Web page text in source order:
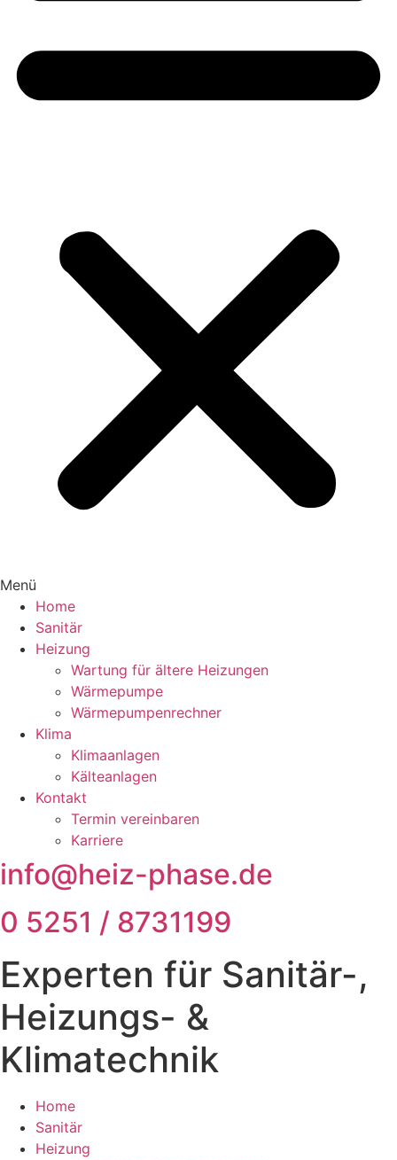
Menü
Home
Sanitär
Heizung
Wartung für ältere Heizungen
Wärmepumpe
Wärmepumpenrechner
Klima
Klimaanlagen
Kälteanlagen
Kontakt
Termin vereinbaren
Karriere
info@heiz-phase.de
0 5251 / 8731199
Experten für Sanitär-,
Heizungs- &
Klimatechnik
Home
Sanitär
Heizung